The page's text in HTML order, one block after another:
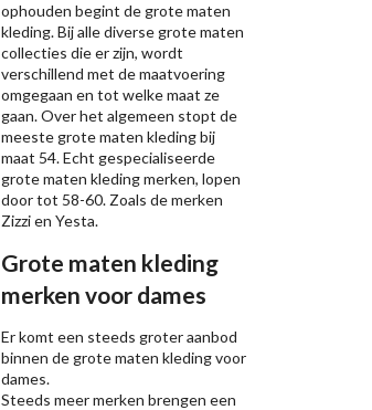
ophouden begint de grote maten
kleding. Bij alle diverse grote maten
collecties die er zijn, wordt
verschillend met de maatvoering
omgegaan en tot welke maat ze
gaan. Over het algemeen stopt de
meeste grote maten kleding bij
maat 54. Echt gespecialiseerde
grote maten kleding merken, lopen
door tot 58-60. Zoals de merken
Zizzien Yesta.
Grote maten kleding
merken voor dames
Er komt een steeds groter aanbod
binnen de grote maten kleding voor
dames.
Steeds meer merken brengen een